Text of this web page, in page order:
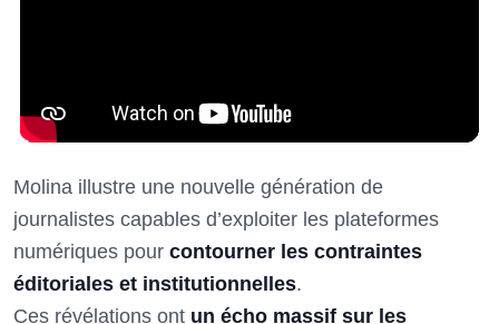
Molina illustre une nouvelle génération de
journalistes capables d’exploiter les plateformes
numériques pour contourner les contraintes
éditoriales et institutionnelles.
Ces révélations ont un écho massif sur les